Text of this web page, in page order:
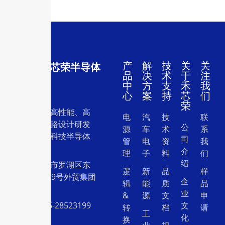
深圳市禾芯荣半导体
一家专注于高性能、高
质量集成电路设计研发
和销售的高科技半导体
地址：深圳市罗湖区东
门中兴路239号外贸集团
电话：0755-28523199
产
品
中
心
电
源
管
理
逻
辑
&
转
换
解
决
方
案
汽
车
电
子
新
能
源
工
技
术
支
持
技
术
资
料
品
质
文
档
关
于
禾
芯
荣
公
司
介
绍
企
业
文
化
关
注
我
们
联
系
我
们
样
品
申
请